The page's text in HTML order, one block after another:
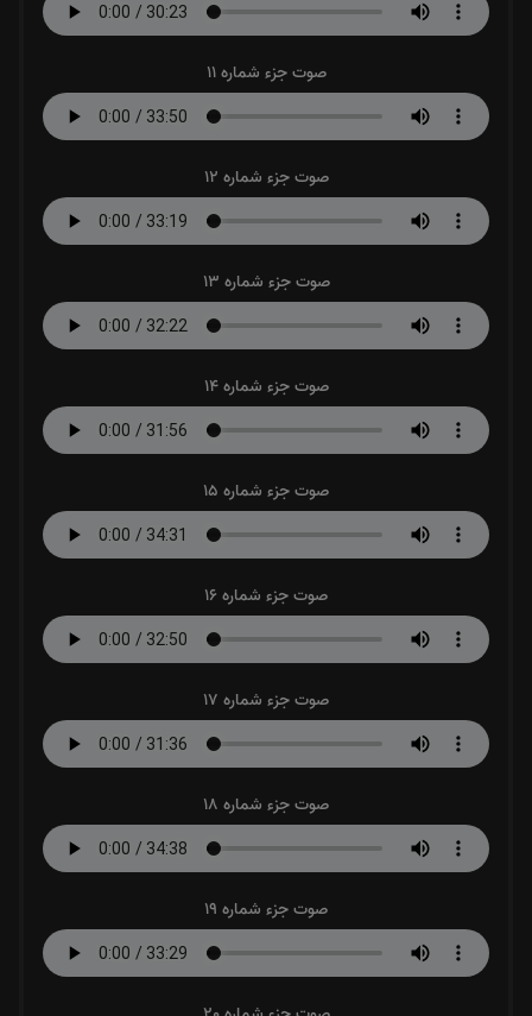
صوت جزء شماره 11
صوت جزء شماره 12
صوت جزء شماره 13
صوت جزء شماره 14
صوت جزء شماره 15
صوت جزء شماره 16
صوت جزء شماره 17
صوت جزء شماره 18
صوت جزء شماره 19